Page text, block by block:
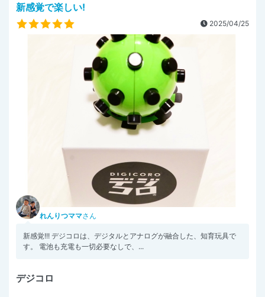
新感覚で楽しい!
2025/04/25
れんりつママさん
新感覚!!! デジコロは、デジタルとアナログが融合した、知育玩具で
す。 電池も充電も一切必要なしで、...
デジコロ